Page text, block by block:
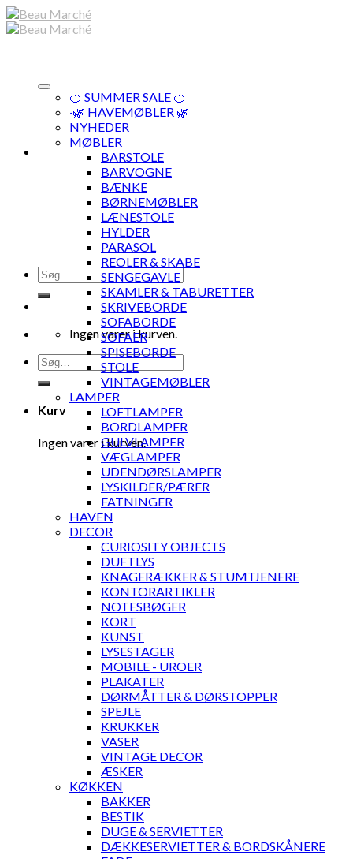
Skip
to
Søg
efter:
Ingen varer i kurven.
Søg
efter:
Kurv
Ingen varer i kurven.
🍊 SUMMER SALE 🍊
·🌿 HAVEMØBLER 🌿
NYHEDER
MØBLER
BARSTOLE
BARVOGNE
BÆNKE
BØRNEMØBLER
LÆNESTOLE
HYLDER
PARASOL
REOLER & SKABE
SENGEGAVLE
SKAMLER & TABURETTER
SKRIVEBORDE
SOFABORDE
SOFAER
SPISEBORDE
STOLE
VINTAGEMØBLER
LAMPER
LOFTLAMPER
BORDLAMPER
GULVLAMPER
VÆGLAMPER
UDENDØRSLAMPER
LYSKILDER/PÆRER
FATNINGER
HAVEN
DECOR
CURIOSITY OBJECTS
DUFTLYS
KNAGERÆKKER & STUMTJENERE
KONTORARTIKLER
NOTESBØGER
KORT
KUNST
LYSESTAGER
MOBILE - UROER
PLAKATER
DØRMÅTTER & DØRSTOPPER
SPEJLE
KRUKKER
VASER
VINTAGE DECOR
ÆSKER
KØKKEN
BAKKER
BESTIK
DUGE & SERVIETTER
DÆKKESERVIETTER & BORDSKÅNERE